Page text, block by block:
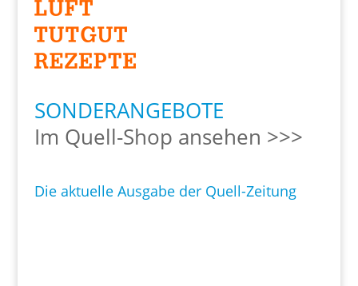
SONDERANGEBOTE
Im Quell-Shop ansehen >>>
Die aktuelle Ausgabe der Quell-Zeitung